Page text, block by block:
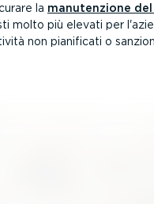
la manuten­zione
molto più elevati per
non pianificati o